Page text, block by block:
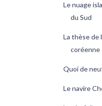
Le nuage
du Sud
La thèse de
coréenne
Quoi de
Le navire